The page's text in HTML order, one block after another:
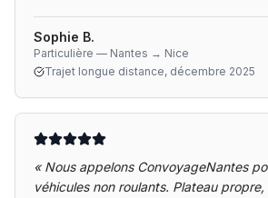
Sophie B.
Particulière — Nantes → Nice
Trajet longue distance, décembre 2025
« Nous appelons ConvoyageNantes
véhicules non roulants. Plateau